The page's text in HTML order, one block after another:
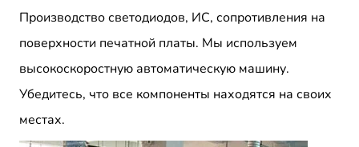
Производство светодиодов, ИС, сопротивления на
поверхности печатной платы. Мы используем
высокоскоростную автоматическую машину.
Убедитесь, что все компоненты находятся на своих
местах.